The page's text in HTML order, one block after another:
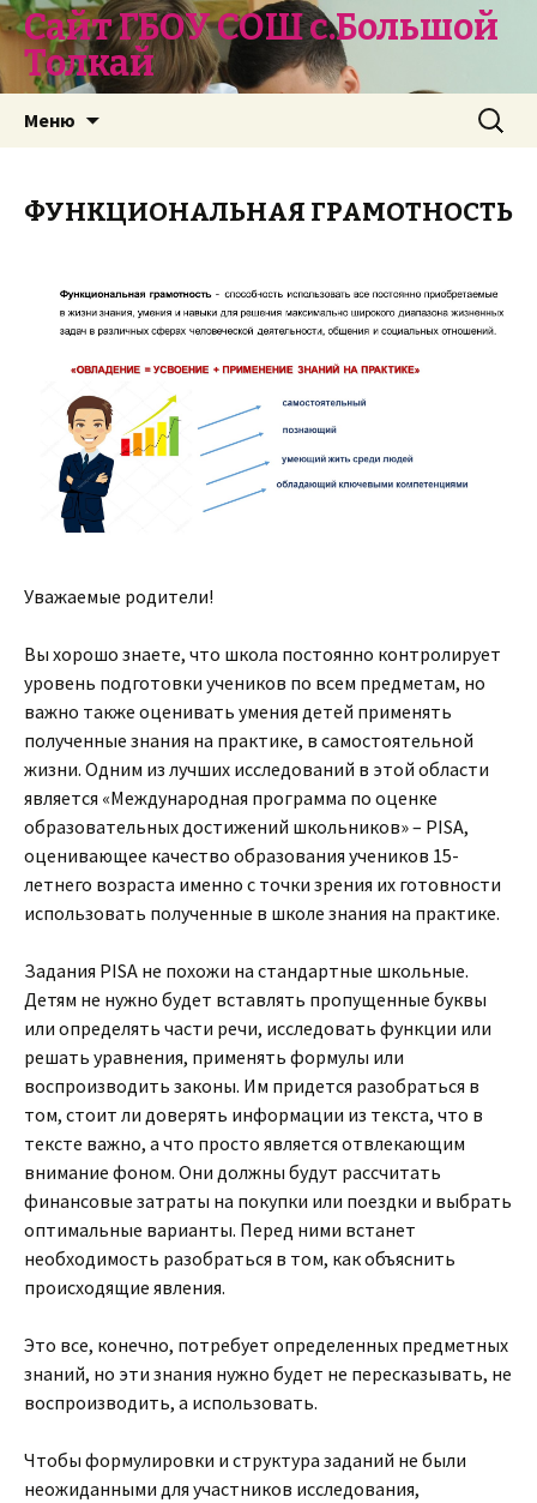
Сайт ГБОУ СОШ с.Большой
Толкай
Меню Найти:
ФУНКЦИОНАЛЬНАЯ ГРАМОТНОСТЬ
Уважаемые родители!
Вы хорошо знаете, что школа постоянно контролирует
уровень подготовки учеников по всем предметам, но
важно также оценивать умения детей применять
полученные знания на практике, в самостоятельной
жизни. Одним из лучших исследований в этой области
является «Международная программа по оценке
образовательных достижений школьников» – PISA,
оценивающее качество образования учеников 15-
летнего возраста именно с точки зрения их готовности
использовать полученные в школе знания на практике.
Задания PISA не похожи на стандартные школьные.
Детям не нужно будет вставлять пропущенные буквы
или определять части речи, исследовать функции или
решать уравнения, применять формулы или
воспроизводить законы. Им придется разобраться в
том, стоит ли доверять информации из текста, что в
тексте важно, а что просто является отвлекающим
внимание фоном. Они должны будут рассчитать
финансовые затраты на покупки или поездки и выбрать
оптимальные варианты. Перед ними встанет
необходимость разобраться в том, как объяснить
происходящие явления.
Это все, конечно, потребует определенных предметных
знаний, но эти знания нужно будет не пересказывать, не
воспроизводить, а использовать.
Чтобы формулировки и структура заданий не были
неожиданными для участников исследования,